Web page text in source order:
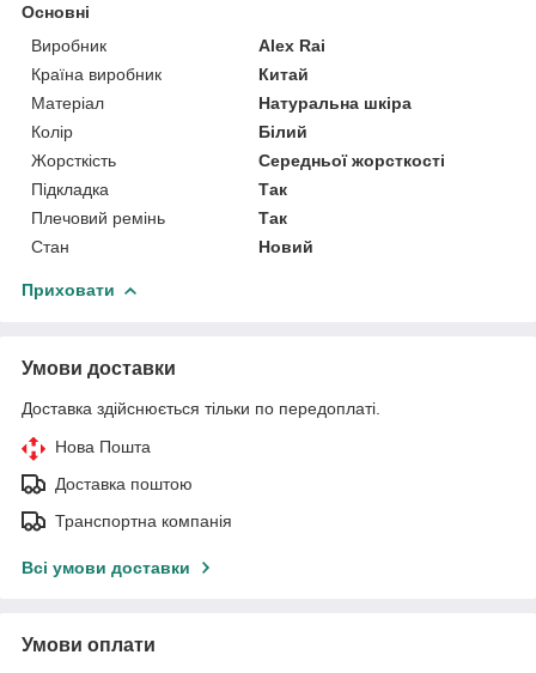
Основні
Виробник
Alex Rai
Країна виробник
Китай
Матеріал
Натуральна шкіра
Колір
Білий
Жорсткість
Середньої жорсткості
Підкладка
Так
Плечовий ремінь
Так
Стан
Новий
Приховати
Умови доставки
Доставка здійснюється тільки по передоплаті.
Нова Пошта
Доставка поштою
Транспортна компанія
Всі умови доставки
Умови оплати